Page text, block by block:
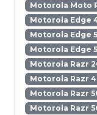
Motorola Moto
Motorola Edge
Motorola Edge
Motorola Edge
Motorola Razr
Motorola Razr
Motorola Razr
Motorola Razr